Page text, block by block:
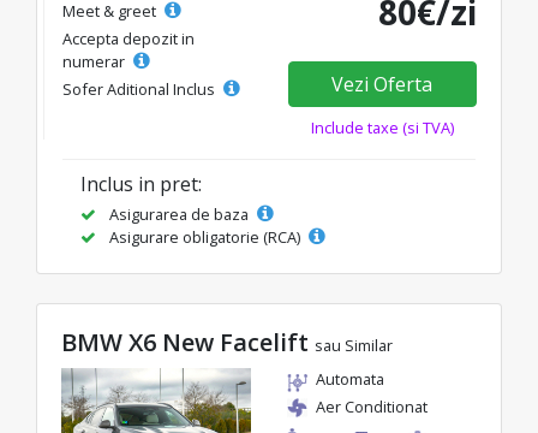
Meet & greet
Accepta depozit in
numerar
Sofer Aditional Inclus
80€/zi
Vezi Oferta
Include taxe (si TVA)
Inclus in pret:
Asigurarea de baza
Asigurare obligatorie (RCA)
BMW X6 New Facelift sau Similar
Automata
Aer Conditionat